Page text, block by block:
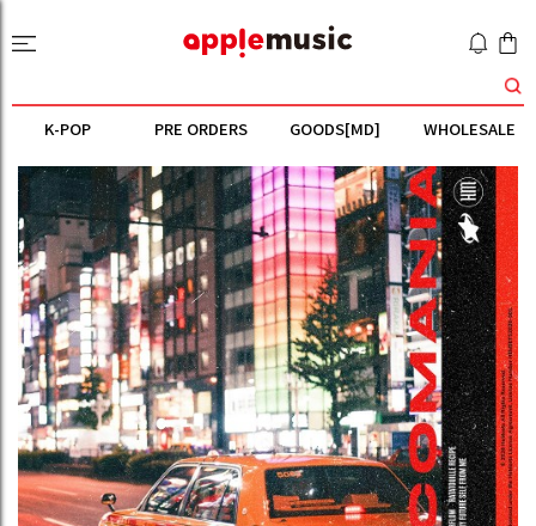
K-POP PRE ORDERS GOODS[MD] WHOLESALE